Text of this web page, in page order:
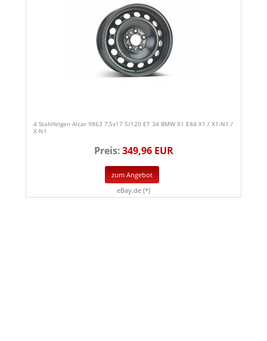
4 Stahlfelgen Alcar 9863 7,5x17 5/120 ET 34 BMW X1 E84 X1 / X1-N1 /
X-N1
Preis:349,96 EUR
zum Angebot
eBay.de (*)